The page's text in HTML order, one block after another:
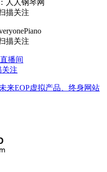
人人钢琴网
描关注
描关注
播间
关注
来EOP虚拟产品、终身网站